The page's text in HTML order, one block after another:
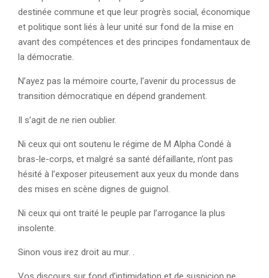
destinée commune et que leur progrès social, économique
et politique sont liés à leur unité sur fond de la mise en
avant des compétences et des principes fondamentaux de
la démocratie.
N’ayez pas la mémoire courte, l’avenir du processus de
transition démocratique en dépend grandement.
Il s’agit de ne rien oublier.
Ni ceux qui ont soutenu le régime de M Alpha Condé à
bras-le-corps, et malgré sa santé défaillante, n’ont pas
hésité à l’exposer piteusement aux yeux du monde dans
des mises en scène dignes de guignol.
Ni ceux qui ont traité le peuple par l’arrogance la plus
insolente.
Sinon vous irez droit au mur. ️.